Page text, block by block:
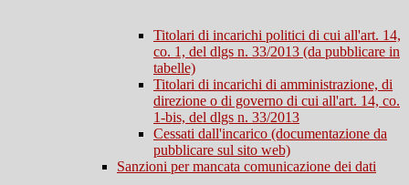
Titolari di incarichi politici di cui all'art. 14,
co. 1, del dlgs n. 33/2013 (da pubblicare in
tabelle)
Titolari di incarichi di amministrazione, di
direzione o di governo di cui all'art. 14, co.
1-bis, del dlgs n. 33/2013
Cessati dall'incarico (documentazione da
pubblicare sul sito web)
Sanzioni per mancata comunicazione dei dati